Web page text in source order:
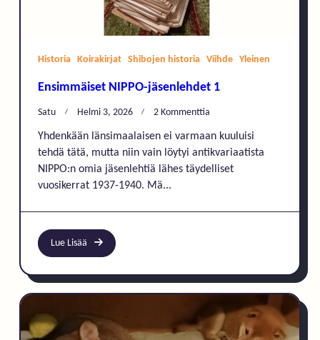
Historia Koirakirjat Shibojen historia Viihde Yleinen
Ensimmäiset NIPPO-jäsenlehdet 1
Satu Helmi 3, 2026 2 Kommenttia
NIPPO-
Jäsenlehdet
1
Yhdenkään länsimaalaisen ei varmaan kuuluisi
tehdä tätä, mutta niin vain löytyi antikvariaatista
NIPPO:n omia jäsenlehtiä lähes täydelliset
vuosikerrat 1937-1940. Mä...
Lue Lisää